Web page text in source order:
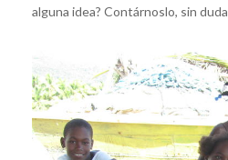
alguna idea? Contárnoslo, sin